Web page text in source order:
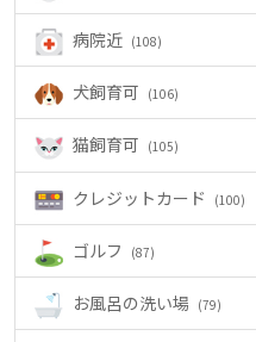
病院近 (108)
犬飼育可 (106)
猫飼育可 (105)
クレジットカード (100)
ゴルフ (87)
お風呂の洗い場 (79)